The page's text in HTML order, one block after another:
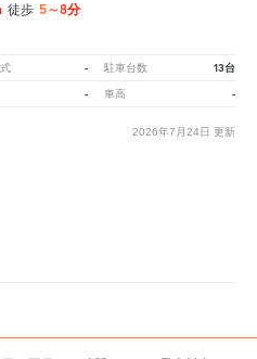
徒歩 5～8分
- 駐車台数 13台
- 車高 -
2026年7月24日 更新